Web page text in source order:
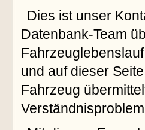
Dies ist unser
Datenbank-Team
und auf dieser
Fahrzeug